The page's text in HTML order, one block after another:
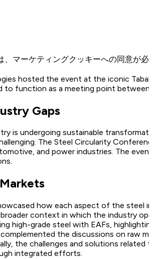
、マーケティングクッキーへの同意が必
hosted the event at the iconic
to function as a meeting point
Gaps
is undergoing sustainable
The Steel Circularity
and power industries. The
how each aspect of the steel
context in which the industry
high-grade steel with EAFs,
the discussions on raw
the challenges and solutions
integrated efforts.